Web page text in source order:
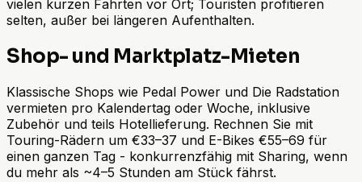
vielen kurzen Fahrten vor Ort; Touristen profitieren
selten, außer bei längeren Aufenthalten.
Shop- und Marktplatz-Mieten
Klassische Shops wie Pedal Power und Die Radstation
vermieten pro Kalendertag oder Woche, inklusive
Zubehör und teils Hotellieferung. Rechnen Sie mit
Touring-Rädern um €33–37 und E-Bikes €55–69 für
einen ganzen Tag - konkurrenzfähig mit Sharing, wenn
du mehr als ~4–5 Stunden am Stück fährst.